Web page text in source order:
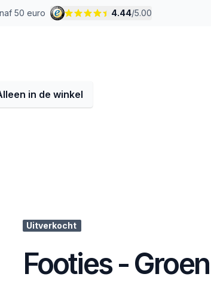
50 euro 4.44/5.00
in de winkel
Uitverkocht
Footies - Groen